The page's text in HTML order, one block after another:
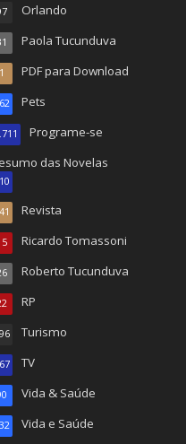
Orlando
Paola Tucunduva
PDF para Download
1
Pets
Programe-se
das Novelas
Revista
Ricardo Tomassoni
Roberto Tucunduva
RP
Turismo
TV
Vida & Saúde
Vida e Saúde